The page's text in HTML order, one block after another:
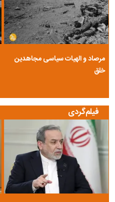
مرصاد و الهیات سیاسی مجاهدین
خلق
فیلم‌گردی